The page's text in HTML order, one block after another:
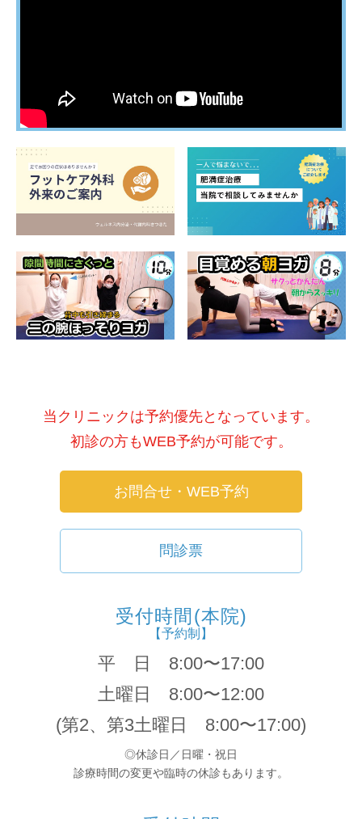
当クリニックは予約優先となっています。
初診の方もWEB予約が可能です。
お問合せ・WEB予約
問診票
受付時間(本院)
【予約制】
平 日 8:00〜17:00
土曜日 8:00〜12:00
(第2、第3土曜日 8:00〜17:00)
◎休診日／日曜・祝日
診療時間の変更や臨時の休診もあります。